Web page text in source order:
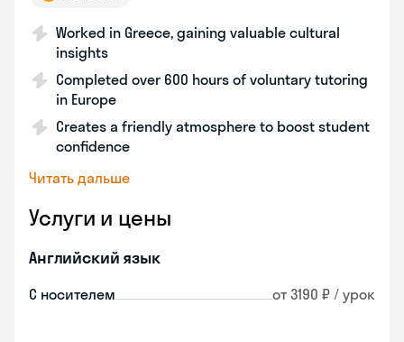
Worked in Greece, gaining valuable cultural
insights
Completed over 600 hours of voluntary tutoring
in Europe
Creates a friendly atmosphere to boost student
confidence
Читать дальше
Услуги и цены
Английский язык
С носителем от 3190 ₽ / урок